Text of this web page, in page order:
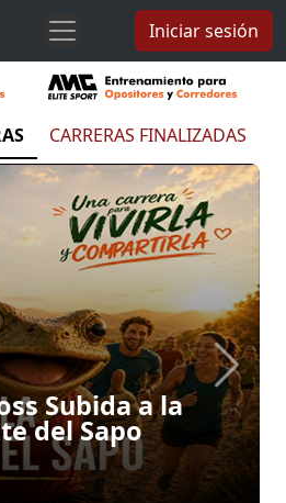
Iniciar sesión
CARRERAS FINALIZADAS
Subida a la
del Sapo
Next